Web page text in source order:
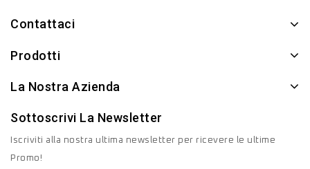
Contattaci
Prodotti
La Nostra Azienda
Sottoscrivi La Newsletter
Iscriviti alla nostra ultima newsletter per ricevere le ultime
Promo!